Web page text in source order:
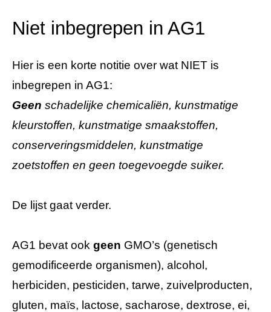
Niet inbegrepen in AG1
Hier is een korte notitie over wat NIET is
inbegrepen in AG1:
Geen schadelijke chemicaliën, kunstmatige
kleurstoffen, kunstmatige smaakstoffen,
conserveringsmiddelen, kunstmatige
zoetstoffen en geen toegevoegde suiker.
De lijst gaat verder.
AG1 bevat ook geen GMO’s (genetisch
gemodificeerde organismen), alcohol,
herbiciden, pesticiden, tarwe, zuivelproducten,
gluten, maïs, lactose, sacharose, dextrose, ei,